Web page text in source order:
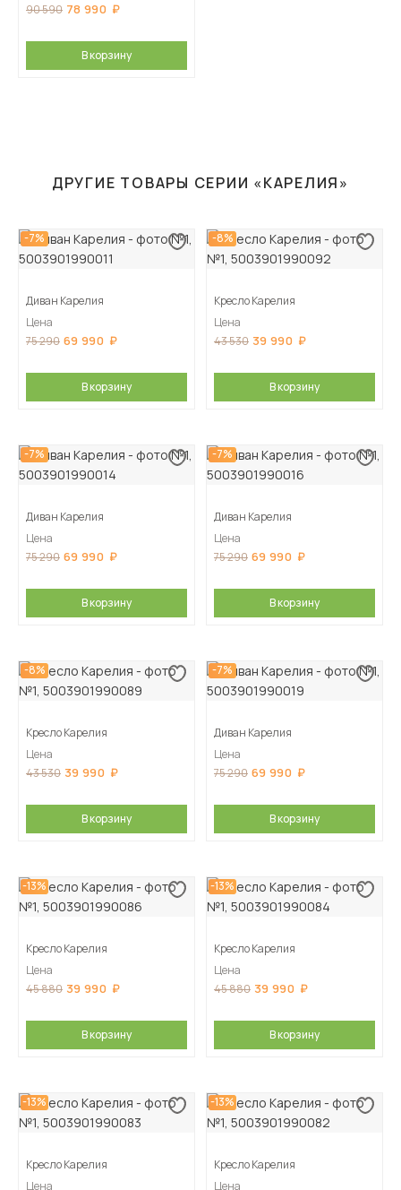
90 590 78 990
В корзину
ДРУГИЕ ТОВАРЫ СЕРИИ «КАРЕЛИЯ»
-7%
Диван Карелия
Цена
75 290 69 990
В корзину
-8%
Кресло Карелия
Цена
43 530 39 990
В корзину
-7%
Диван Карелия
Цена
75 290 69 990
В корзину
-7%
Диван Карелия
Цена
75 290 69 990
В корзину
-8%
Кресло Карелия
Цена
43 530 39 990
В корзину
-7%
Диван Карелия
Цена
75 290 69 990
В корзину
-13%
Кресло Карелия
Цена
45 880 39 990
В корзину
-13%
Кресло Карелия
Цена
45 880 39 990
В корзину
-13%
Кресло Карелия
Цена
-13%
Кресло Карелия
Цена